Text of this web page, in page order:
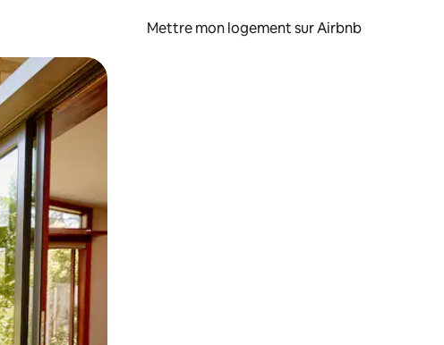
Mettre mon logement sur Airbnb